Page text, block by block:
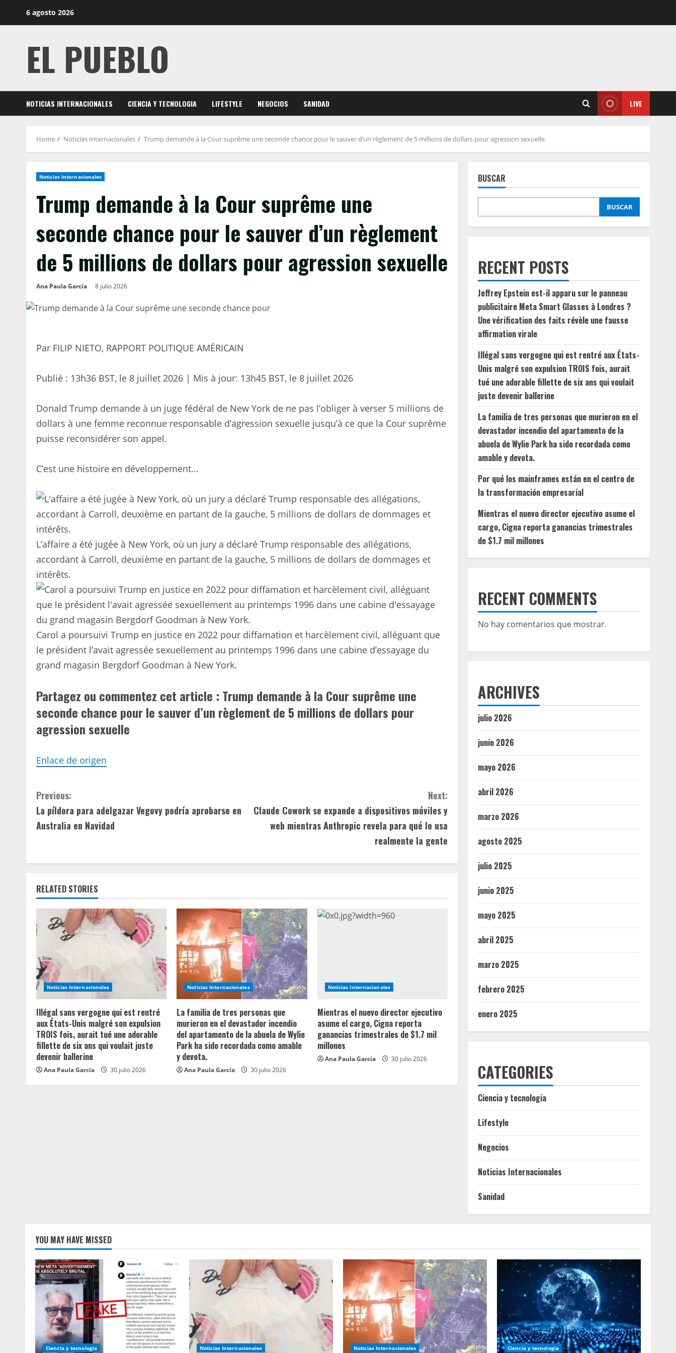
6 agosto 2026
EL PUEBLO
NOTICIAS INTERNACIONALES CIENCIA Y TECNOLOGIA LIFESTYLE NEGOCIOS SANIDAD LIVE
Home Noticias Internacionales Trump demande à la Cour suprême une seconde chance pour le sauver d’un règlement de 5 millions de dollars pour agression sexuelle
Noticias Internacionales
Trump demande à la Cour suprême une
seconde chance pour le sauver d’un règlement
de 5 millions de dollars pour agression sexuelle
Ana Paula García 8 julio 2026
Par FILIP NIETO, RAPPORT POLITIQUE AMÉRICAIN
Publié : 13h36 BST, le 8 juillet 2026 | Mis à jour: 13h45 BST, le 8 juillet 2026
Donald Trump demande à un juge fédéral de New York de ne pas l’obliger à verser 5 millions de
dollars à une femme reconnue responsable d’agression sexuelle jusqu’à ce que la Cour suprême
puisse reconsidérer son appel.
C’est une histoire en développement…
L’affaire a été jugée à New York, où un jury a déclaré Trump responsable des allégations,
accordant à Carroll, deuxième en partant de la gauche, 5 millions de dollars de dommages et
intérêts.
Carol a poursuivi Trump en justice en 2022 pour diffamation et harcèlement civil, alléguant que
le président l’avait agressée sexuellement au printemps 1996 dans une cabine d’essayage du
grand magasin Bergdorf Goodman à New York.
Partagez ou commentez cet article : Trump demande à la Cour suprême une
seconde chance pour le sauver d’un règlement de 5 millions de dollars pour
agression sexuelle
Enlace de origen
C
o
t
i
n
u
R
e
a
d
i
n
Previous:
La píldora para adelgazar Vegovy podría aprobarse en
Australia en Navidad
Next:
Claude Cowork se expande a dispositivos móviles y
web mientras Anthropic revela para qué lo usa
realmente la gente
RELATED STORIES
Noticias Internacionales
Illégal sans vergogne qui est rentré
aux États-Unis malgré son expulsion
TROIS fois, aurait tué une adorable
fillette de six ans qui voulait juste
devenir ballerine
Ana Paula García 30 julio 2026
Noticias Internacionales
La familia de tres personas que
murieron en el devastador incendio
del apartamento de la abuela de Wylie
Park ha sido recordada como amable
y devota.
Ana Paula García 30 julio 2026
Noticias Internacionales
Mientras el nuevo director ejecutivo
asume el cargo, Cigna reporta
ganancias trimestrales de $1.7 mil
millones
Ana Paula García 30 julio 2026
BUSCAR
BUSCAR
RECENT POSTS
Jeffrey Epstein est-il apparu sur le panneau
publicitaire Meta Smart Glasses à Londres ?
Une vérification des faits révèle une fausse
affirmation virale
Illégal sans vergogne qui est rentré aux États-
Unis malgré son expulsion TROIS fois, aurait
tué une adorable fillette de six ans qui voulait
juste devenir ballerine
La familia de tres personas que murieron en el
devastador incendio del apartamento de la
abuela de Wylie Park ha sido recordada como
amable y devota.
Por qué los mainframes están en el centro de
la transformación empresarial
Mientras el nuevo director ejecutivo asume el
cargo, Cigna reporta ganancias trimestrales
de $1.7 mil millones
RECENT COMMENTS
No hay comentarios que mostrar.
ARCHIVES
julio 2026
junio 2026
mayo 2026
abril 2026
marzo 2026
agosto 2025
julio 2025
junio 2025
mayo 2025
abril 2025
marzo 2025
febrero 2025
enero 2025
CATEGORIES
Ciencia y tecnologia
Lifestyle
Negocios
Noticias Internacionales
Sanidad
YOU MAY HAVE MISSED
Ciencia y tecnologia Noticias Internacionales Noticias Internacionales Ciencia y tecnologia